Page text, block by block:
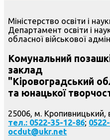
Міністерство освіти і
Департамент освіти і
обласної військової
Комунальний
заклад
"Кіровоградський
та юнацької
25006, м. Кропивницький,
тел.: 0522-35-12-86;
ocdut@ukr.net